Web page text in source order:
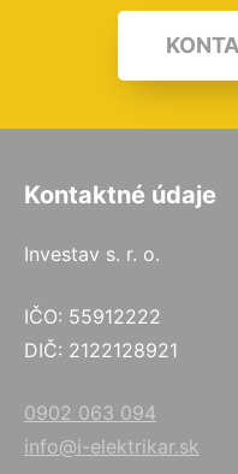
Kontaktné údaje
Investav s. r. o.
IČO: 55912222
DIČ: 2122128921
0902 063 094
info@i-elektrikar.sk